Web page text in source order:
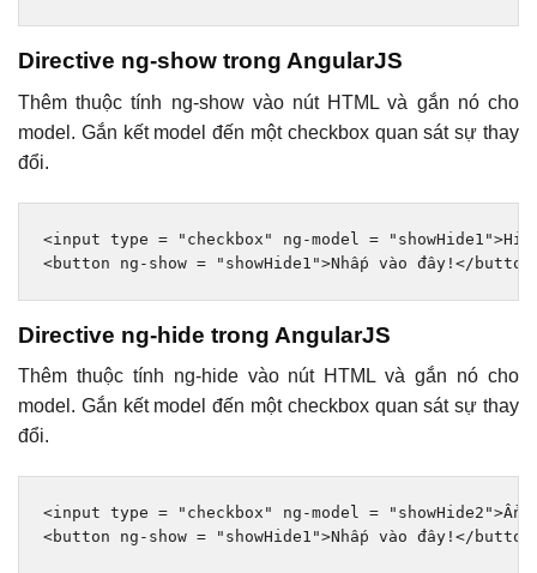
Directive ng-show trong AngularJS
Thêm thuộc tính ng-show vào nút HTML và gắn nó cho
model. Gắn kết model đến một checkbox quan sát sự thay
đổi.
<input type = "checkbox" ng-model = "showHide1">
<button
ng-show = "showHide1">Nhấp vào đây! </
Directive ng-hide trong AngularJS
Thêm thuộc tính ng-hide vào nút HTML và gắn nó cho
model. Gắn kết model đến một checkbox quan sát sự thay
đổi.
<input type = "checkbox" ng-model = "showHide2">Ẩn
<button
ng-show = "showHide1">Nhấp vào đây! </